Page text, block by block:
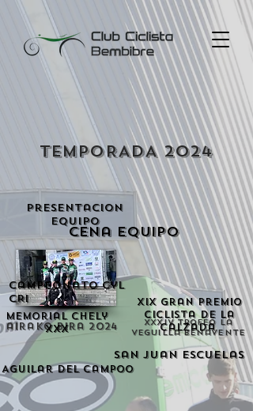
TEMPORADA 2024
Presentacion
equipo
airako bira 2024
XXXIV Trofeo la
Veguilla Benavente
Cena equipo
Campeonato CyL
CRI
Memorial Chely
XXX
XIX Gran Premio
Ciclista de la
Calzada
San Juan Escuelas
Aguilar del Campoo